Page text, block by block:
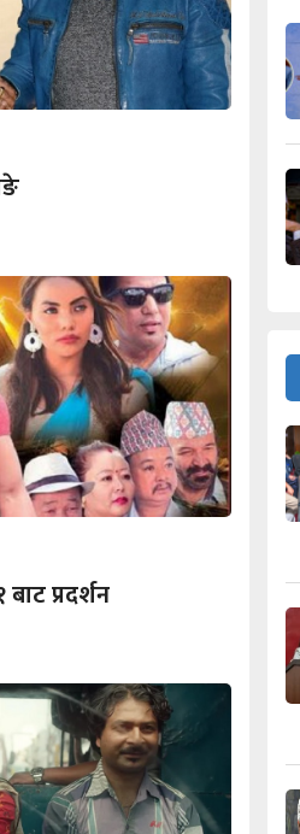
प्रदर्शन